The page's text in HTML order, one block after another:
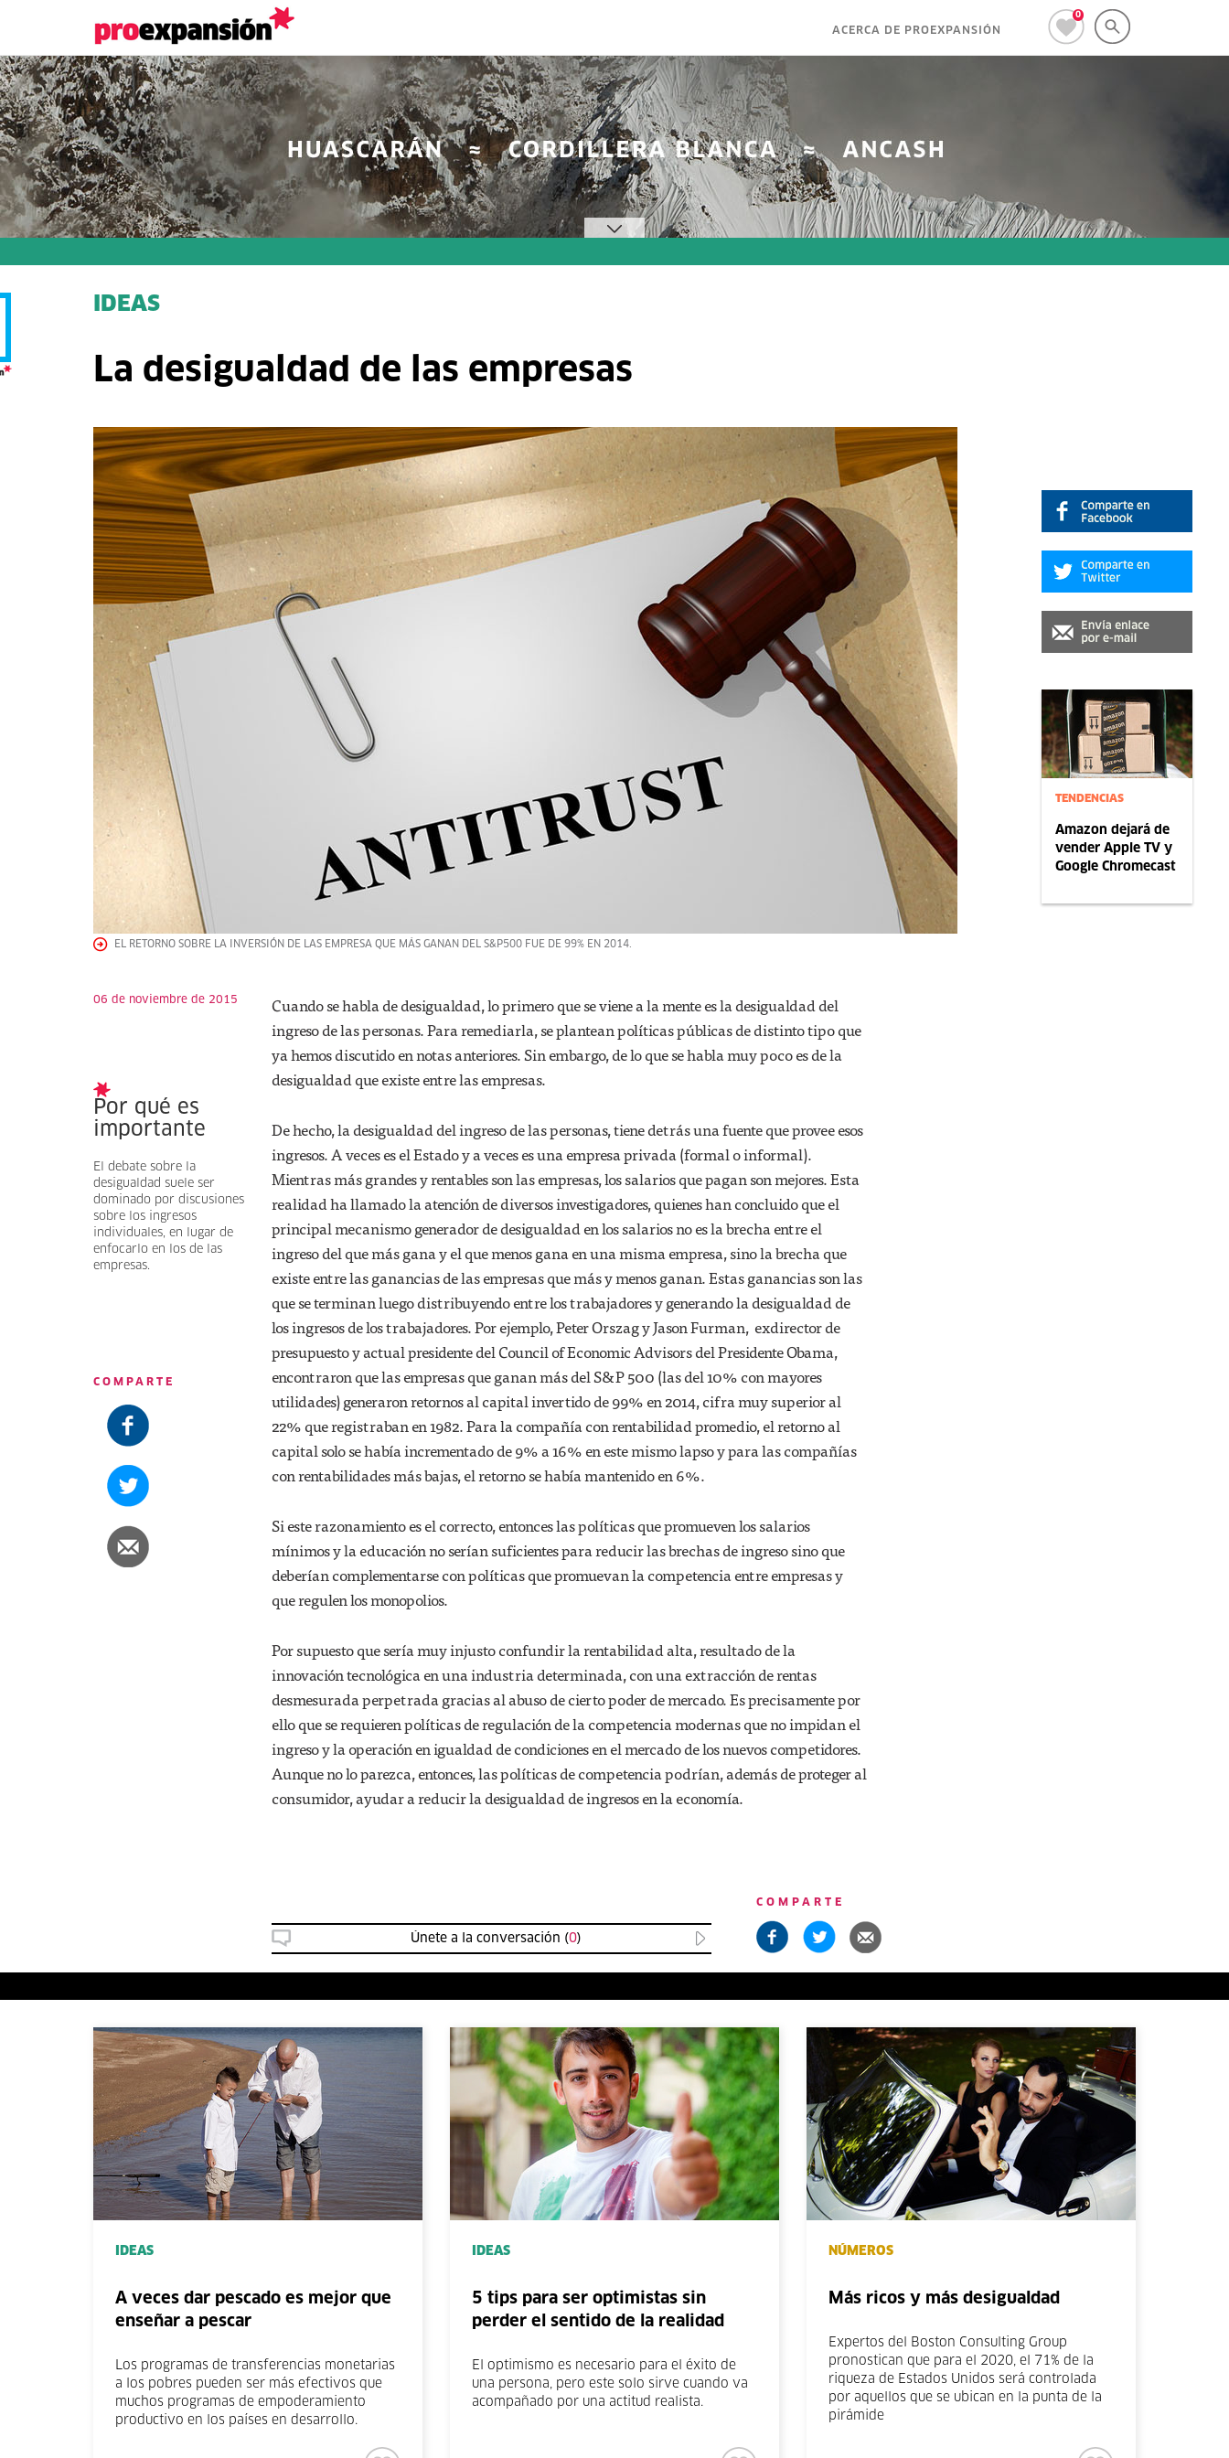
0
ACERCA DE PROEXPANSIÓN
TENDENCIAS
Amazon dejará de
vender Apple TV y
Google Chromecast
IDEAS
La desigualdad de las empresas
EL RETORNO SOBRE LA INVERSIÓN DE LAS EMPRESA QUE MÁS GANAN DEL S&P500 FUE DE 99% EN 2014.
06 de noviembre de 2015
Por qué es
importante
El debate sobre la
desigualdad suele ser
dominado por discusiones
sobre los ingresos
individuales, en lugar de
enfocarlo en los de las
empresas.
COMPARTE
Cuando se habla de desigualdad, lo primero que se viene a la mente es la desigualdad del
ingreso de las personas. Para remediarla, se plantean políticas públicas de distinto tipo que
ya hemos discutido en notas anteriores. Sin embargo, de lo que se habla muy poco es de la
desigualdad que existe entre las empresas.
De hecho, la desigualdad del ingreso de las personas, tiene detrás una fuente que provee esos
ingresos. A veces es el Estado y a veces es una empresa privada (formal o informal).
Mientras más grandes y rentables son las empresas, los salarios que pagan son mejores. Esta
realidad ha llamado la atención de diversos investigadores, quienes han concluido que el
principal mecanismo generador de desigualdad en los salarios no es la brecha entre el
ingreso del que más gana y el que menos gana en una misma empresa, sino la brecha que
existe entre las ganancias de las empresas que más y menos ganan. Estas ganancias son las
que se terminan luego distribuyendo entre los trabajadores y generando la desigualdad de
los ingresos de los trabajadores. Por ejemplo, Peter Orszag y Jason Furman, exdirector de
presupuesto y actual presidente del Council of Economic Advisors del Presidente Obama,
encontraron que las empresas que ganan más del S&P 500 (las del 10% con mayores
utilidades) generaron retornos al capital invertido de 99% en 2014, cifra muy superior al
22% que registraban en 1982. Para la compañía con rentabilidad promedio, el retorno al
capital solo se había incrementado de 9% a 16% en este mismo lapso y para las compañías
con rentabilidades más bajas, el retorno se había mantenido en 6%.
Si este razonamiento es el correcto, entonces las políticas que promueven los salarios
mínimos y la educación no serían suficientes para reducir las brechas de ingreso sino que
deberían complementarse con políticas que promuevan la competencia entre empresas y
que regulen los monopolios.
Por supuesto que sería muy injusto confundir la rentabilidad alta, resultado de la
innovación tecnológica en una industria determinada, con una extracción de rentas
desmesurada perpetrada gracias al abuso de cierto poder de mercado. Es precisamente por
ello que se requieren políticas de regulación de la competencia modernas que no impidan el
ingreso y la operación en igualdad de condiciones en el mercado de los nuevos competidores.
Aunque no lo parezca, entonces, las políticas de competencia podrían, además de proteger al
consumidor, ayudar a reducir la desigualdad de ingresos en la economía.
Únete a la conversación (0)
COMPARTE
IDEAS
A veces dar pescado es mejor que
enseñar a pescar
Los programas de transferencias monetarias
a los pobres pueden ser más efectivos que
muchos programas de empoderamiento
productivo en los países en desarrollo.
IDEAS
5 tips para ser optimistas sin
perder el sentido de la realidad
El optimismo es necesario para el éxito de
una persona, pero este solo sirve cuando va
acompañado por una actitud realista.
NÚMEROS
Más ricos y más desigualdad
Expertos del Boston Consulting Group
pronostican que para el 2020, el 71% de la
riqueza de Estados Unidos será controlada
por aquellos que se ubican en la punta de la
pirámide